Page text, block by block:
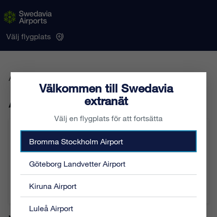
Välkommen till Swedavia
extranät
Välj en flygplats för att fortsätta
Bromma Stockholm Airport
Göteborg Landvetter Airport
Kiruna Airport
Luleå Airport
Välj flygplats
Arbete på hydrantsystem
Arbete på hydrantsystem
Kategori: Allmänt
Från: 2026-06-04 02:00
Till: 2026-06-04 04:30
Berörda flygplatser: